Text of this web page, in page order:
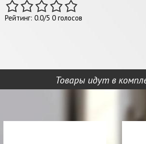
Рейтинг: 0.0/5 0 голосов
Товары идут в